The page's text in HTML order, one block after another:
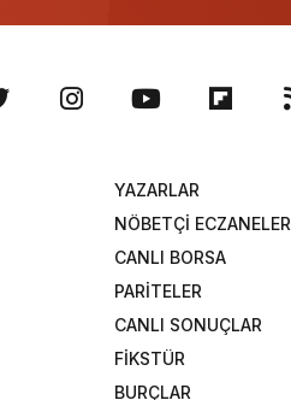
YAZARLAR
NÖBETÇİ ECZANELER
CANLI BORSA
PARİTELER
CANLI SONUÇLAR
FİKSTÜR
BURÇLAR